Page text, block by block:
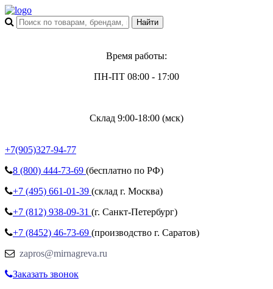
Время работы:
ПН-ПТ 08:00 - 17:00
Склад 9:00-18:00 (мск)
+7(905)327-94-77
8 (800) 444-73-69 (бесплатно по РФ)
+7 (495) 661-01-39 (склад г. Москва)
+7 (812) 938-09-31 (г. Санкт-Петербург)
+7 (8452) 46-73-69 (производство г. Саратов)
zapros@mirnagreva.ru
Заказать звонок